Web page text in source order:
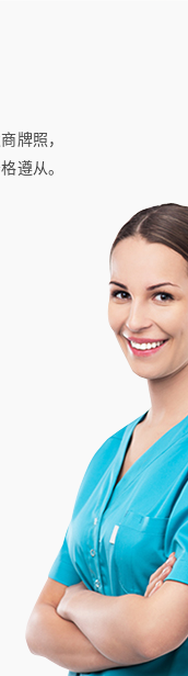
牌照，
遵从。